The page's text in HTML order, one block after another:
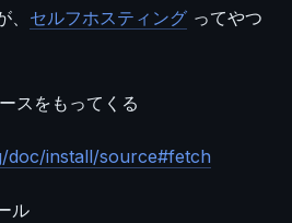
セルフホスティング ってやつ
スをもってくる
doc/install/source#fetch
ル